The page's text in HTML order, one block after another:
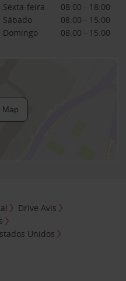
Sexta-feira
08:00 - 18:00
Sábado
08:00 - 15:00
Domingo
08:00 - 15:00
Map
Drive Avis
Unidos